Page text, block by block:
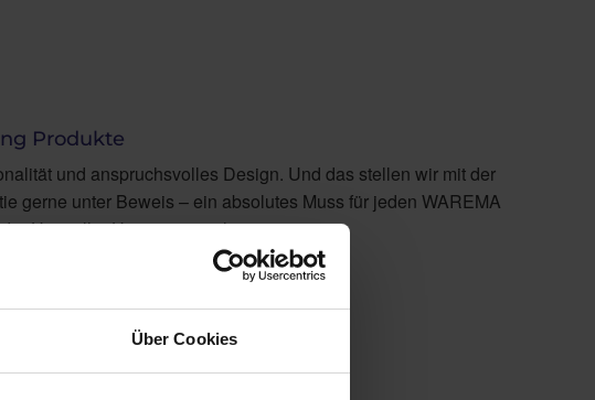
Über Cookies
Produkte
und anspruchsvolles Design. Und das stellen wir mit der
gerne unter Beweis – ein absolutes Muss für jeden WAREMA
Hersteller-Homepage online registrieren.